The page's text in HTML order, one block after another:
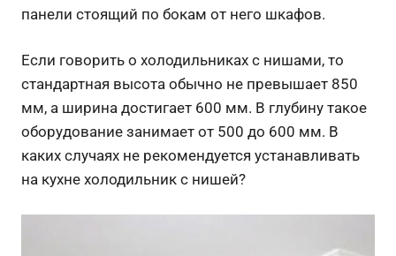
панели стоящий по бокам от него шкафов.
Если говорить о холодильниках с нишами, то
стандартная высота обычно не превышает 850
мм, а ширина достигает 600 мм. В глубину такое
оборудование занимает от 500 до 600 мм. В
каких случаях не рекомендуется устанавливать
на кухне холодильник с нишей?